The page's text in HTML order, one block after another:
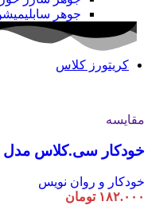
جوهر
کریتورز کلاس
مقایسه
خودکار سی.کلاس مدل candid بسته 6 عددی
خودکار و روان نویس
۱۸۲.۰۰۰ تومان